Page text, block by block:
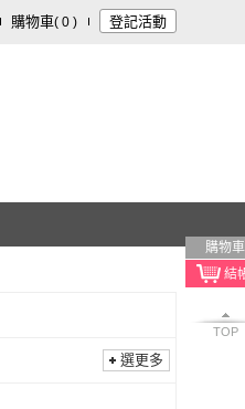
購物車( 0 ) 登記活動
購物車
TOP
選更多